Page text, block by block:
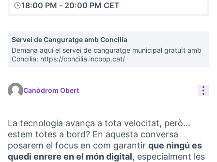
18:00 PM - 20:00 PM CET
Servei de Canguratge amb Concilia
Demana aquí el servei de canguratge municipal gratuït amb
Concilia: https://concilia.incoop.cat/
Canòdrom Obert
La tecnologia avança a tota velocitat, però...
estem totes a bord? En aquesta conversa
posarem el focus en com garantir que ningú es
quedi enrere en el món digital, especialment les